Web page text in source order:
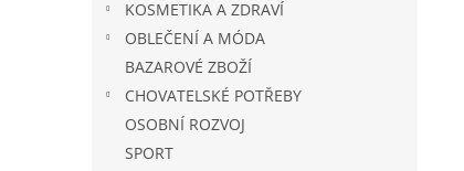
KOSMETIKA A ZDRAVÍ
OBLEČENÍ A MÓDA
BAZAROVÉ ZBOŽÍ
CHOVATELSKÉ POTŘEBY
OSOBNÍ ROZVOJ
SPORT